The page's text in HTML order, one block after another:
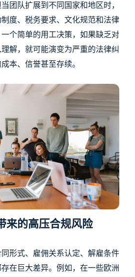
团队扩展到不同国家和地区时，
度、税务要求、文化规范和法律
个简单的用工决策，如果缺乏对
解，就可能演变为严重的法律纠
本、信誉甚至存续。
来的高压合规风险
形式、雇佣关系认定、解雇条件
在巨大差异。例如，在一些欧洲